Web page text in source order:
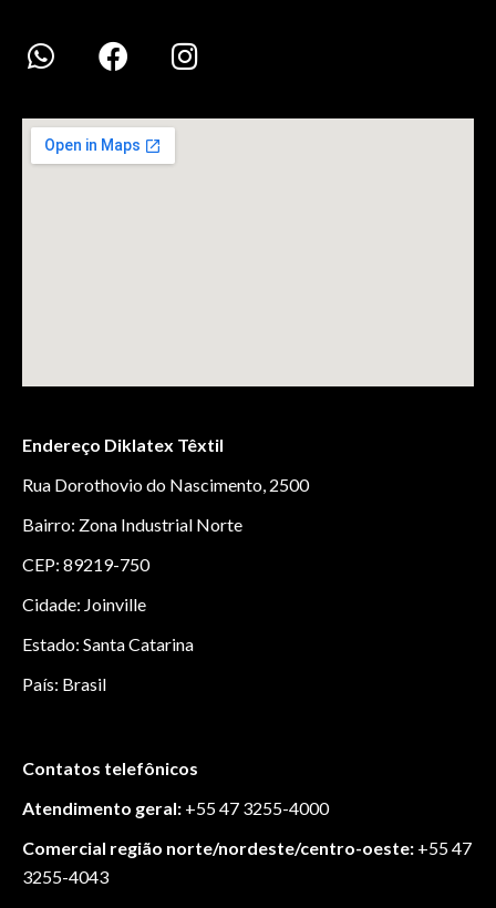
Endereço Diklatex Têxtil
Rua Dorothovio do Nascimento, 2500
Bairro: Zona Industrial Norte
CEP: 89219-750
Cidade: Joinville
Estado: Santa Catarina
País: Brasil
Contatos telefônicos
Atendimento geral: +55 47 3255-4000
Comercial região norte/nordeste/centro-oeste: +55 47
3255-4043